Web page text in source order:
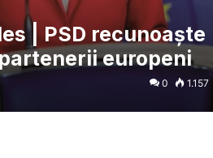
| PSD recunoaște
europeni
0 1.157